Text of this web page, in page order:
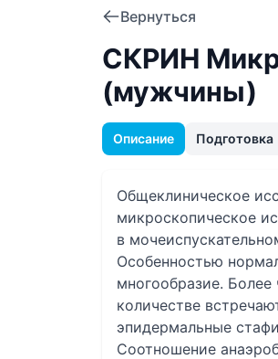
Вернуться
СКРИН
(мужчины)
Описание Подготовка
Общеклиническое
микроскопическое
в
Особенностью
многообразие.
количестве
эпидермальные
Соотношение